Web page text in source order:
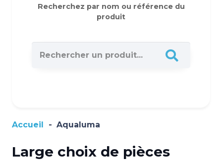
Recherchez par nom ou référence du
produit
Accueil - Aqualuma
Large choix de pièces